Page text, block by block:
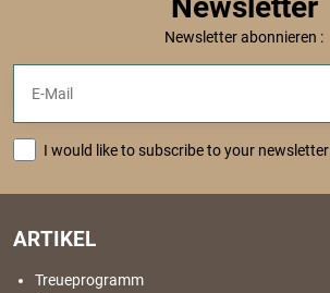
Newsletter
Newsletter abonnieren :
I would like to subscribe to your newsletter
ARTIKEL
Treueprogramm